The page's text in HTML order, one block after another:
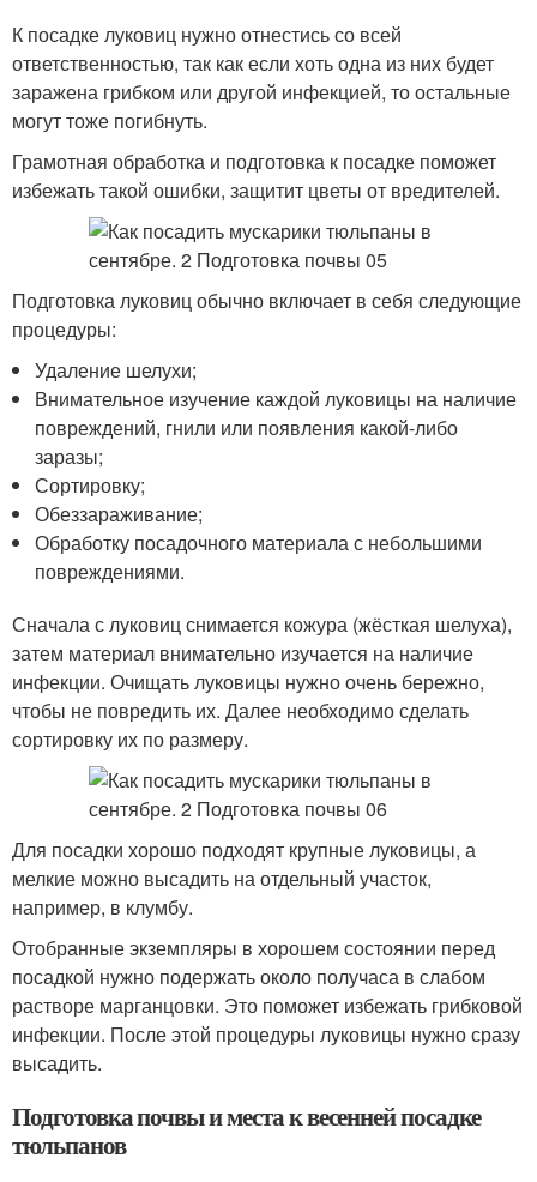
К посадке луковиц нужно отнестись со всей
ответственностью, так как если хоть одна из них будет
заражена грибком или другой инфекцией, то остальные
могут тоже погибнуть.
Грамотная обработка и подготовка к посадке поможет
избежать такой ошибки, защитит цветы от вредителей.
Подготовка луковиц обычно включает в себя следующие
процедуры:
Удаление шелухи;
Внимательное изучение каждой луковицы на наличие
повреждений, гнили или появления какой-либо
заразы;
Сортировку;
Обеззараживание;
Обработку посадочного материала с небольшими
повреждениями.
Сначала с луковиц снимается кожура (жёсткая шелуха),
затем материал внимательно изучается на наличие
инфекции. Очищать луковицы нужно очень бережно,
чтобы не повредить их. Далее необходимо сделать
сортировку их по размеру.
Для посадки хорошо подходят крупные луковицы, а
мелкие можно высадить на отдельный участок,
например, в клумбу.
Отобранные экземпляры в хорошем состоянии перед
посадкой нужно подержать около получаса в слабом
растворе марганцовки. Это поможет избежать грибковой
инфекции. После этой процедуры луковицы нужно сразу
высадить.
Подготовка почвы и места к весенней посадке
тюльпанов